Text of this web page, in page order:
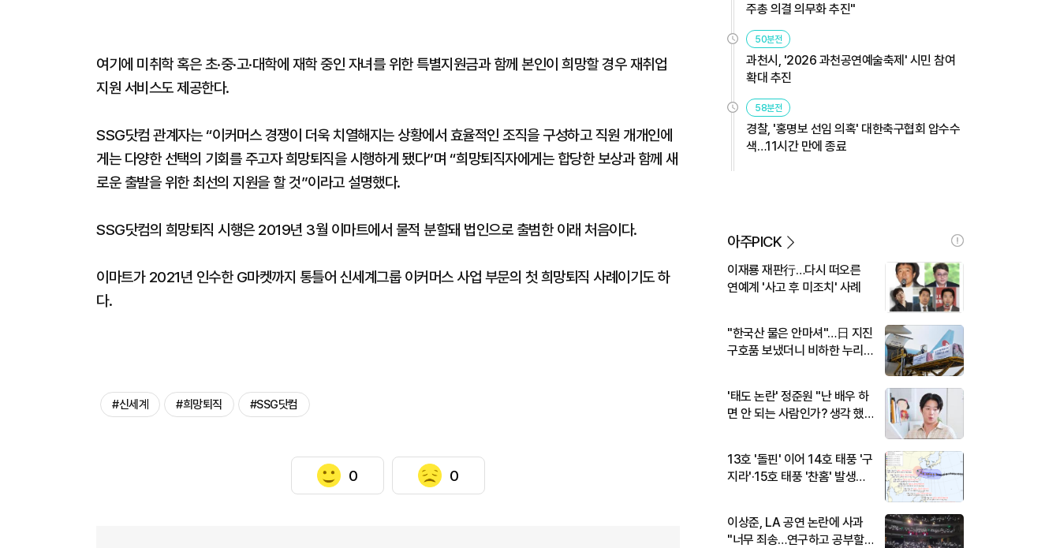
여기에 미취학 혹은 초·중·고·대학에 재학 중인 자녀를 위한 특별지원금과 함께 본인이 희망할 경우 재취업
지원 서비스도 제공한다.
SSG닷컴 관계자는 “이커머스 경쟁이 더욱 치열해지는 상황에서 효율적인 조직을 구성하고 직원 개개인에
게는 다양한 선택의 기회를 주고자 희망퇴직을 시행하게 됐다”며 “희망퇴직자에게는 합당한 보상과 함께 새
로운 출발을 위한 최선의 지원을 할 것”이라고 설명했다.
SSG닷컴의 희망퇴직 시행은 2019년 3월 이마트에서 물적 분할돼 법인으로 출범한 이래 처음이다.
이마트가 2021년 인수한 G마켓까지 통틀어 신세계그룹 이커머스 사업 부문의 첫 희망퇴직 사례이기도 하
다.
#신세계 #희망퇴직 #SSG닷컴
0 0
주총 의결 의무화 추진"
50분전
과천시, '2026 과천공연예술축제' 시민 참여
확대 추진
58분전
경찰, '홍명보 선임 의혹' 대한축구협회 압수수
색…11시간 만에 종료
아주PICK
이재룡 재판行…다시 떠오른
연예계 '사고 후 미조치' 사례
"한국산 물은 안마셔"…日 지진
구호품 보냈더니 비하한 누리
'태도 논란' 정준원 "난 배우 하
면 안 되는 사람인가? 생각 했
13호 '돌핀' 이어 14호 태풍 '구
지라'·15호 태풍 '찬홈' 발생…
이상준, LA 공연 논란에 사과
"너무 죄송…연구하고 공부할